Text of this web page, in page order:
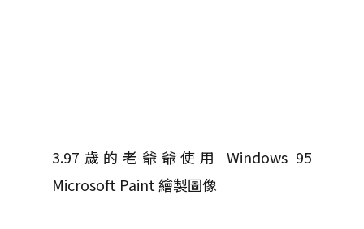
3.97歲的老爺爺使用 Windows 95
Microsoft Paint 繪製圖像